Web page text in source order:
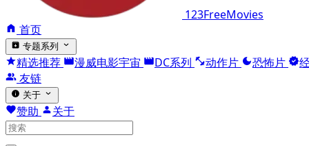
123FreeMovies
首页
专题系列
精选推荐 漫威电影宇宙 DC系列 动作片 恐怖片
友链
关于
赞助 关于